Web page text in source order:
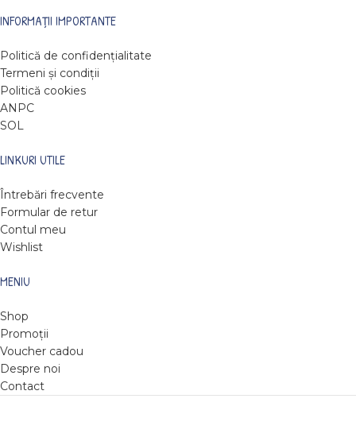
INFORMAȚII IMPORTANTE
Politică de confidențialitate
Termeni și condiții
Politică cookies
ANPC
SOL
LINKURI UTILE
Întrebări frecvente
Formular de retur
Contul meu
Wishlist
MENIU
Shop
Promoții
Voucher cadou
Despre noi
Contact